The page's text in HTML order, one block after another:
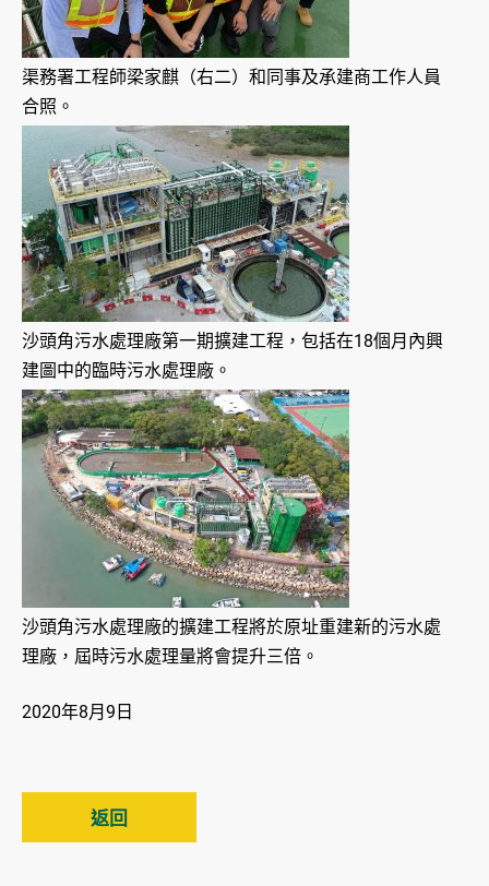
渠務署工程師梁家麒（右二）和同事及承建商工作人員
合照。
沙頭角污水處理廠第一期擴建工程，包括在18個月內興
建圖中的臨時污水處理廠。
沙頭角污水處理廠的擴建工程將於原址重建新的污水處
理廠，屆時污水處理量將會提升三倍。
2020年8月9日
返回